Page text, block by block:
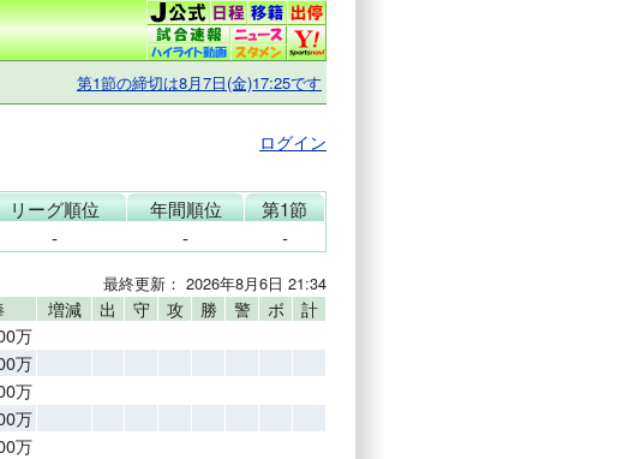
第1節の締切は8月7日(金)17:25です
ログイン
リーグ順位 年間順位
第1節
- - -
最終更新： 2026年8月6日 21:34
増減 出 守 攻 勝 警 ボ
計
万
万
万
万
万